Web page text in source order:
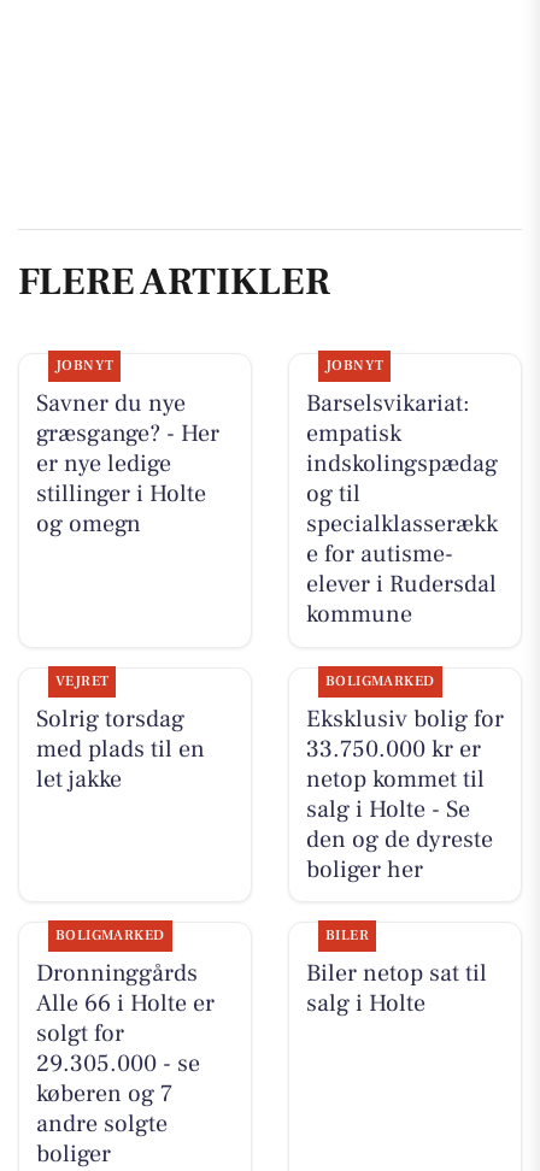
FLERE ARTIKLER
JOBNYT
Savner du nye
græsgange? - Her
er nye ledige
stillinger i Holte
og omegn
JOBNYT
Barselsvikariat:
empatisk
indskolingspædag
og til
specialklasserækk
e for autisme-
elever i Rudersdal
kommune
VEJRET
Solrig torsdag
med plads til en
let jakke
BOLIGMARKED
Eksklusiv bolig for
33.750.000 kr er
netop kommet til
salg i Holte - Se
den og de dyreste
boliger her
BOLIGMARKED
Dronninggårds
Alle 66 i Holte er
solgt for
29.305.000 - se
køberen og 7
andre solgte
boliger
BILER
Biler netop sat til
salg i Holte